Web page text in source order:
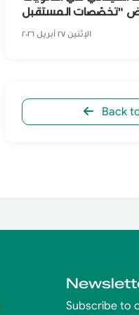
الإثنين ٢٧ أبريل ٢٠٢٦
Back
Subscribe to